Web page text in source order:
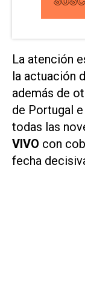
La atención
la actuación
además de
de Portugal
todas las
VIVO con
fecha